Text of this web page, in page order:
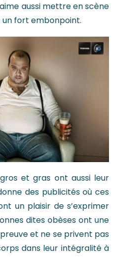
aussi mettre en scène
un fort embonpoint.
et gras ont aussi leur
des publicités où ces
un plaisir de s’exprimer
dites obèses ont une
et ne se privent pas
dans leur intégralité à